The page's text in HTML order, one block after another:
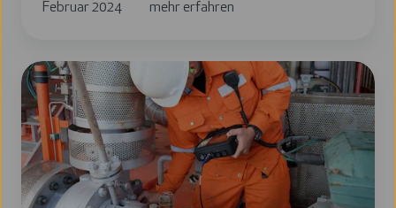
Februar 2024 mehr erfahren
Vibrationen
von
Motoren
oder
Pumpen
messen